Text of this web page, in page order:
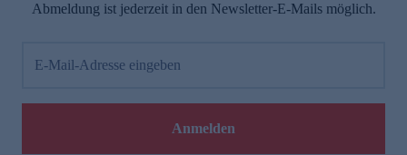
Abmeldung ist jederzeit in den Newsletter-E-Mails möglich.
E-Mail-Adresse eingeben
Anmelden